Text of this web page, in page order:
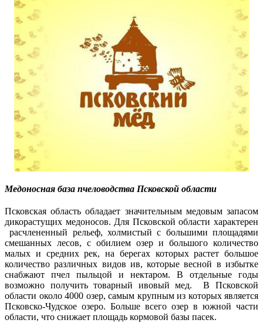
Медоносная база пчеловодства Псковской области
Псковская область обладает значительным медовым запасом
дикорастущих медоносов. Для Псковской области характерен
расчлененный рельеф, холмистый с большими площадями
смешанных лесов, с обилием озер и большого количество
малых и средних рек, на берегах которых растет большое
количество различных видов ив, которые весной в избытке
снабжают пчел пыльцой и нектаром. В отдельные годы
возможно получить товарный ивовый мед. В Псковской
области около 4000 озер, самым крупным из которых является
Псковско-Чудское озеро. Больше всего озер в южной части
области, что снижает площадь кормовой базы пасек.